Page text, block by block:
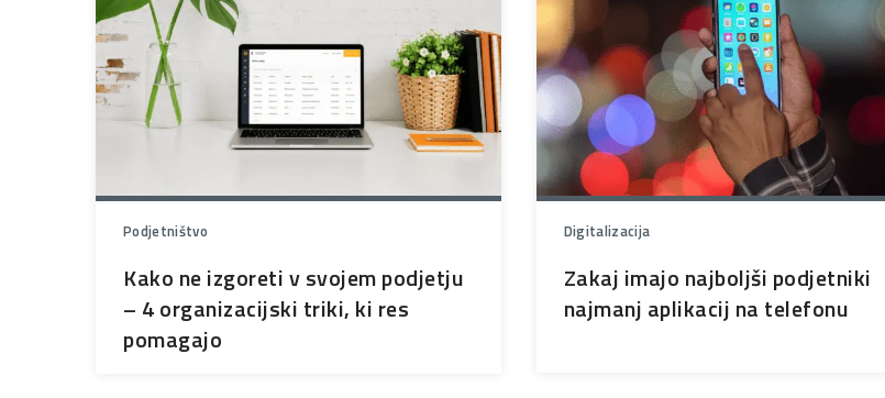
Podjetništvo
Kako ne izgoreti v svojem podjetju
– 4 organizacijski triki, ki res
pomagajo
Digitalizacija
Zakaj imajo najboljši podjetniki
najmanj aplikacij na telefonu